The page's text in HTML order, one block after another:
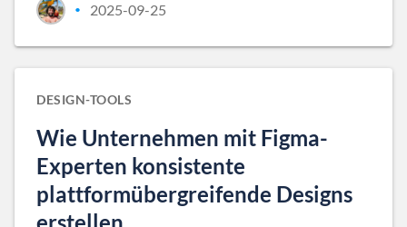
• 2025-09-25
DESIGN-TOOLS
Wie Unternehmen mit Figma-
Experten konsistente
plattformübergreifende Designs